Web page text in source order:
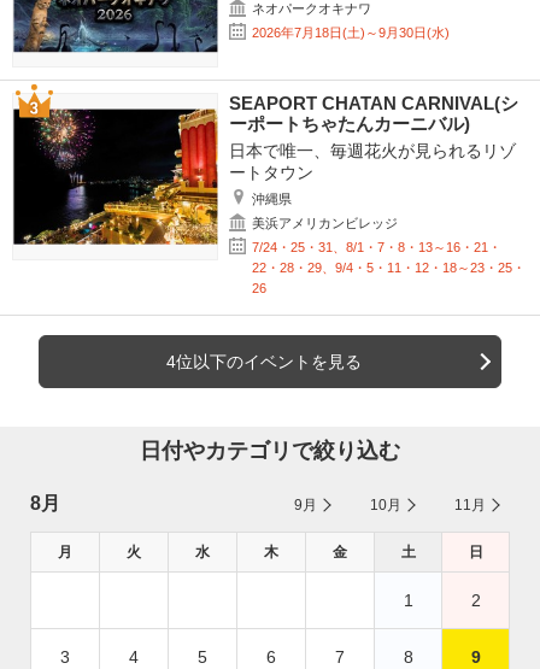
ネオパークオキナワ
2026年7月18日(土)～9月30日(水)
SEAPORT CHATAN CARNIVAL(シ
ーポートちゃたんカーニバル)
日本で唯一、毎週花火が見られるリゾ
ートタウン
沖縄県
美浜アメリカンビレッジ
7/24・25・31、8/1・7・8・13～16・21・
22・28・29、9/4・5・11・12・18～23・25・
26
4位以下のイベントを見る
日付やカテゴリで絞り込む
8月 9月 10月 11月
月 火 水 木 金 土 日
1 2
3 4 5 6 7 8 9